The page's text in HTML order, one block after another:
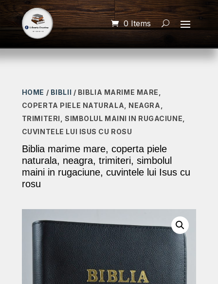
0 Items
HOME / BIBLII / BIBLIA MARIME MARE,
COPERTA PIELE NATURALA, NEAGRA,
TRIMITERI, SIMBOLUL MAINI IN RUGACIUNE,
CUVINTELE LUI ISUS CU ROSU
Biblia marime mare, coperta piele
naturala, neagra, trimiteri, simbolul
maini in rugaciune, cuvintele lui Isus cu
rosu